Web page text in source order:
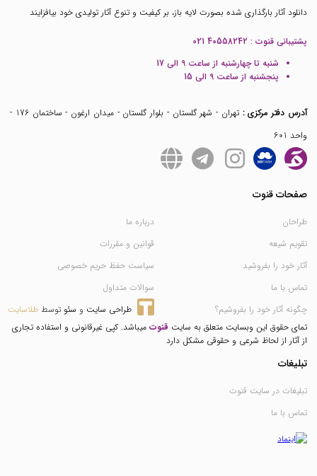
دانلود آثار بارگذاری شده بصورت لایه باز، بر کیفیت و تنوع آثار تولیدی خود بیافزایند
پشتیبانی قنوت : 021 40558242
شنبه تا چهارشنبه از ساعت 9 الی 17
پنجشنبه از ساعت 9 الی 15
آدرس دفتر مرکزی :
تهران - شهر گلستان - بلوار گلستان - میدان ارغون - ساختمان 176 -
واحد 601
صفحات قنوت
طراحان
تقویم شیعه
آثار خود را بفروشید
تماس با ما
چگونه آثار خود را بفروشیم؟
درباره ما
قوانین و مقررات
سیاست حفظ حریم خصوصی
سوالات متداول
طراحی سایت و سئو توسط طلاسایت
تمای حقوق این وبسایت متعلق به سایت قنوت میباشد. کپی غیرقانونی و استفاده تجاری
از آثار از لحاظ شرعی و حقوقی مشکل دارد
تبلیغات
تبلیغات در سایت قنوت
تماس با ما